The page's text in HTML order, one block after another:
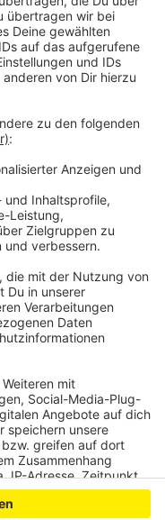
für die weitere
dafür muss
verschlossen
schon einmal
Auf den Fässern
Stoffe